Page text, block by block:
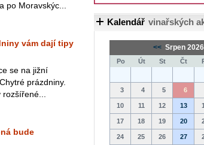
po Moravskýc...
vám dají tipy
se na jižní
prázdniny.
bude
Kalendář vinařských
<< Srpen 2026
Po Út St Čt
3 4 5 6
10 11 12 13
17 18 19 20
24 25 26 27